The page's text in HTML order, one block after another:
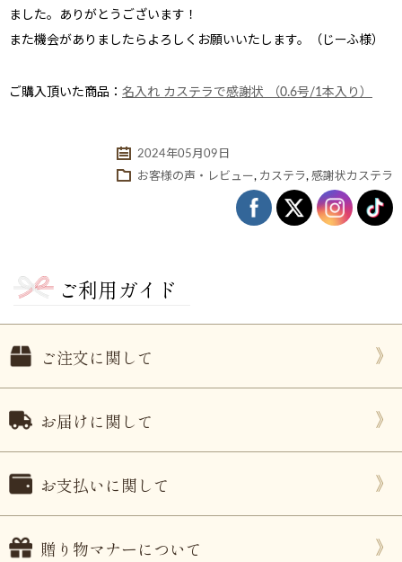
ました。
ありがとうございます！
また機会がありましたらよろしくお願いいたします。（じーふ様）
ご購入頂いた商品： 名入れ カステラで感謝状 （0.6号/1本入り）
2024年05月09日
お客様の声・レビュー, カステラ, 感謝状カステラ
ご利用ガイド
ご注文に関して
お届けに関して
お支払いに関して
贈り物マナーについて